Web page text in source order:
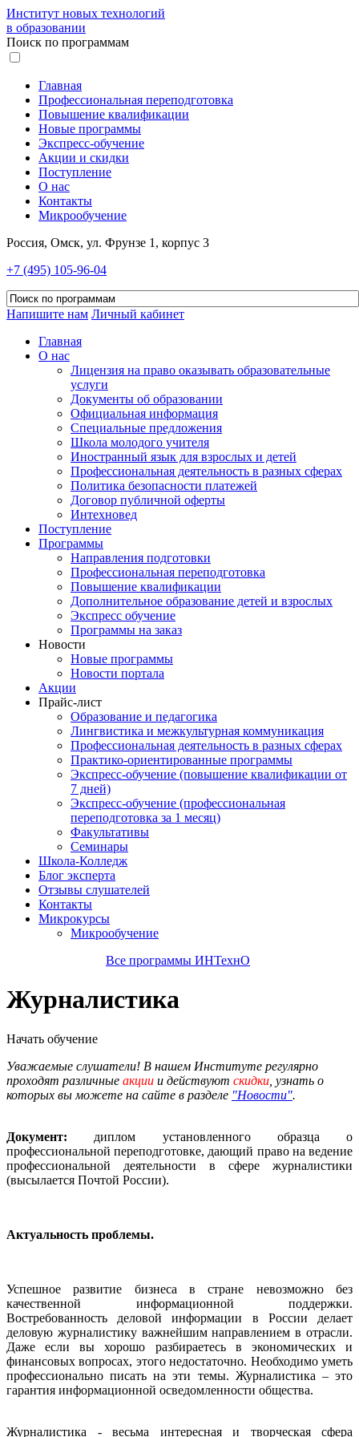
Институт новых технологий
в образовании
Поиск по программам
Главная
Профессиональная переподготовка
Повышение квалификации
Новые программы
Экспресс-обучение
Акции и скидки
Поступление
О нас
Контакты
Микрообучение
Россия, Омск, ул. Фрунзе 1, корпус 3
+7 (495) 105-96-04
Напишите нам Личный кабинет
Главная
О нас
Лицензия на право оказывать образовательные
услуги
Документы об образовании
Официальная информация
Специальные предложения
Школа молодого учителя
Иностранный язык для взрослых и детей
Профессиональная деятельность в разных сферах
Политика безопасности платежей
Договор публичной оферты
Интехновед
Поступление
Программы
Направления подготовки
Профессиональная переподготовка
Повышение квалификации
Дополнительное образование детей и взрослых
Экспресс обучение
Программы на заказ
Новости
Новые программы
Новости портала
Акции
Прайс-лист
Образование и педагогика
Лингвистика и межкультурная коммуникация
Профессиональная деятельность в разных сферах
Практико-ориентированные программы
Экспресс-обучение (повышение квалификации от
7 дней)
Экспресс-обучение (профессиональная
переподготовка за 1 месяц)
Факультативы
Семинары
Школа-Колледж
Блог эксперта
Отзывы слушателей
Контакты
Микрокурсы
Микрообучение
Все программы ИНТехнО
Журналистика
Начать обучение
Уважаемые слушатели! В нашем Институте регулярно
проходят различные акции и действуют скидки , узнать о
которых вы можете на сайте в разделе "Новости".
Документ: диплом установленного образца о
профессиональной переподготовке, дающий право на ведение
профессиональной деятельности в сфере журналистики
(высылается Почтой России).
Актуальность проблемы.
Успешное развитие бизнеса в стране невозможно без
качественной информационной поддержки.
Востребованность деловой информации в России делает
деловую журналистику важнейшим направлением в отрасли.
Даже если вы хорошо разбираетесь в экономических и
финансовых вопросах, этого недостаточно. Необходимо уметь
профессионально писать на эти темы. Журналистика – это
гарантия информационной осведомленности общества.
Журналистика - весьма интересная и творческая сфера